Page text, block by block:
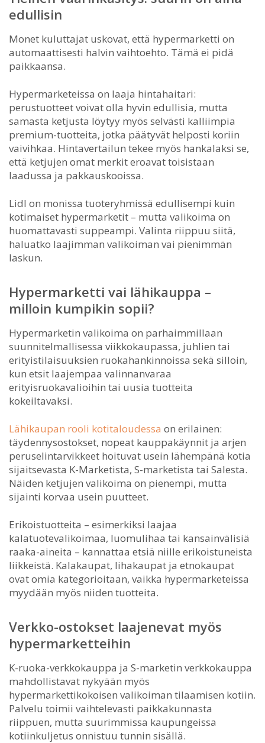
edullisin
Monet kuluttajat uskovat, että hypermarketti on
automaattisesti halvin vaihtoehto. Tämä ei pidä
paikkaansa.
Hypermarketeissa on laaja hintahaitari:
perustuotteet voivat olla hyvin edullisia, mutta
samasta ketjusta löytyy myös selvästi kalliimpia
premium-tuotteita, jotka päätyvät helposti koriin
vaivihkaa. Hintavertailun tekee myös hankalaksi se,
että ketjujen omat merkit eroavat toisistaan
laadussa ja pakkauskooissa.
Lidl on monissa tuoteryhmissä edullisempi kuin
kotimaiset hypermarketit – mutta valikoima on
huomattavasti suppeampi. Valinta riippuu siitä,
haluatko laajimman valikoiman vai pienimmän
laskun.
Hypermarketti vai lähikauppa –
milloin kumpikin sopii?
Hypermarketin valikoima on parhaimmillaan
suunnitelmallisessa viikkokaupassa, juhlien tai
erityistilaisuuksien ruokahankinnoissa sekä silloin,
kun etsit laajempaa valinnanvaraa
erityisruokavalioihin tai uusia tuotteita
kokeiltavaksi.
Lähikaupan rooli kotitaloudessa on erilainen:
täydennysostokset, nopeat kauppakäynnit ja arjen
peruselintarvikkeet hoituvat usein lähempänä kotia
sijaitsevasta K-Marketista, S-marketista tai Salesta.
Näiden ketjujen valikoima on pienempi, mutta
sijainti korvaa usein puutteet.
Erikoistuotteita – esimerkiksi laajaa
kalatuotevalikoimaa, luomulihaa tai kansainvälisiä
raaka-aineita – kannattaa etsiä niille erikoistuneista
liikkeistä. Kalakaupat, lihakaupat ja etnokaupat
ovat omia kategorioitaan, vaikka hypermarketeissa
myydään myös niiden tuotteita.
Verkko-ostokset laajenevat myös
hypermarketteihin
K-ruoka-verkkokauppa ja S-marketin verkkokauppa
mahdollistavat nykyään myös
hypermarkettikokoisen valikoiman tilaamisen kotiin.
Palvelu toimii vaihtelevasti paikkakunnasta
riippuen, mutta suurimmissa kaupungeissa
kotiinkuljetus onnistuu tunnin sisällä.